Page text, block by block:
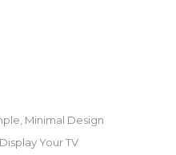
Minimal Design
Your TV